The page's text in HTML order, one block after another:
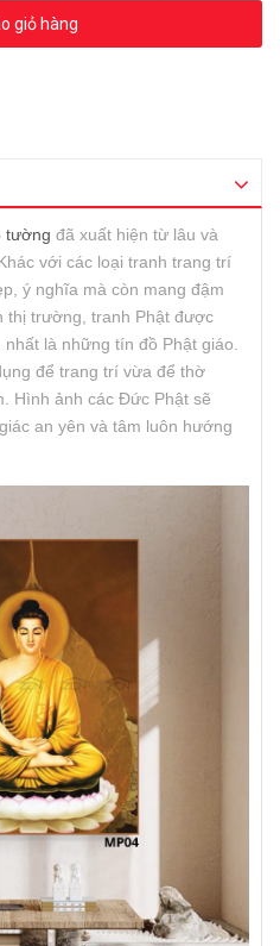
giỏ hàng
tường đã xuất hiện từ lâu và
với các loại tranh trang trí
ý nghĩa mà còn mang đậm
thị trường, tranh Phật được
là những tín đồ Phật giáo.
để trang trí vừa để thờ
Hình ảnh các Đức Phật sẽ
an yên và tâm luôn hướng